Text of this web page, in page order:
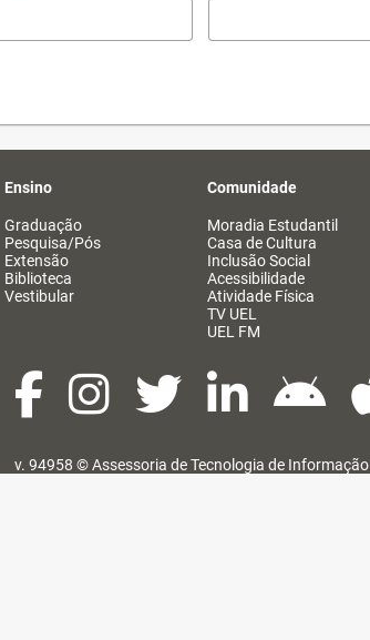
Ensino
Graduação
Pesquisa/Pós
Extensão
Biblioteca
Vestibular
Comunidade
Moradia Estudantil
Casa de Cultura
Inclusão Social
Acessibilidade
Atividade Física
TV UEL
UEL FM
v. 94958 ©Assessoria de Tecnologia de Informação